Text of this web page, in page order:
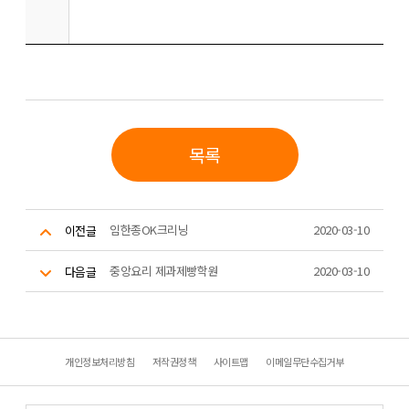
목록
이전글 임한종OK크리닝 2020-03-10
다음글 중앙요리 제과제빵학원 2020-03-10
개인정보처리방침 저작권정책 사이트맵 이메일무단수집거부